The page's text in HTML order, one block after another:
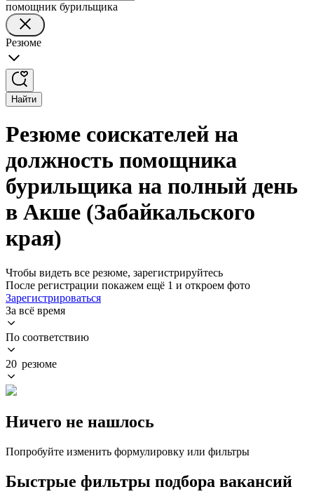
помощник бурильщика
Резюме
Найти
Резюме соискателей на
должность помощника
бурильщика на полный день
в Акше (Забайкальского
края)
Чтобы видеть все резюме, зарегистрируйтесь
После регистрации покажем ещё 1 и откроем фото
Зарегистрироваться
За всё время
По соответствию
20 резюме
Ничего не нашлось
Попробуйте изменить формулировку или фильтры
Быстрые фильтры подбора вакансий